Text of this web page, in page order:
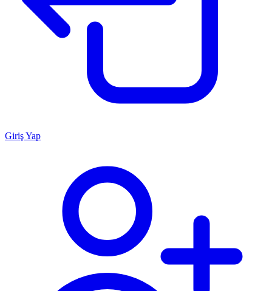
Giriş Yap